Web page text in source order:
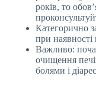
років, то
Категорично
при наявності
Важливо:
очищення
болями і